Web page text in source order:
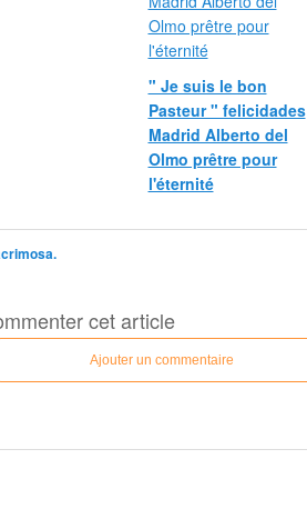
" Je suis le bon
Pasteur " felicidades
Madrid Alberto del
Olmo prêtre pour
l'éternité
cet article
Ajouter un commentaire